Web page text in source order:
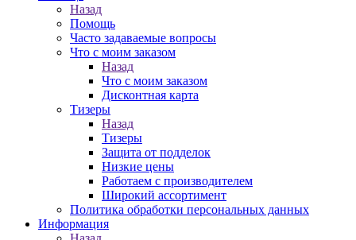
Назад
Помощь
Часто задаваемые вопросы
Что с моим заказом
Назад
Что с моим заказом
Дисконтная карта
Тизеры
Назад
Тизеры
Защита от подделок
Низкие цены
Работаем с производителем
Широкий ассортимент
Политика обработки персональных данных
Информация